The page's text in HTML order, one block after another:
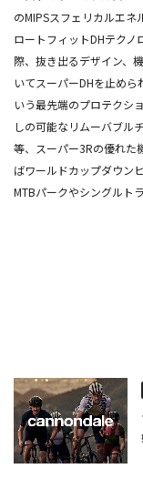
のMIPSスフェリカルエ
ロートフィットDHテク
際、抜き出るデザイン、
いてスーパーDHを止め
いう最先端のプロテクシ
しの可能なリムーバブル
等、スーパー3Rの優れた
ばワールドカップダウン
MTBパークやシングルト